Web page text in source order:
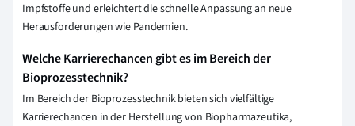
Impfstoffe und erleichtert die schnelle Anpassung an neue
Herausforderungen wie Pandemien.
Welche Karrierechancen gibt es im Bereich der
Bioprozesstechnik?
Im Bereich der Bioprozesstechnik bieten sich vielfältige
Karrierechancen in der Herstellung von Biopharmazeutika,